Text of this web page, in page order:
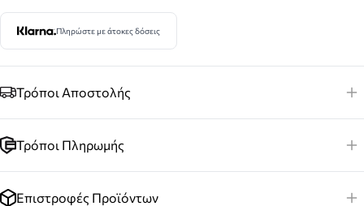
Πληρώστε με άτοκες δόσεις
Τρόποι Αποστολής
Τρόποι Πληρωμής
Επιστροφές Προϊόντων